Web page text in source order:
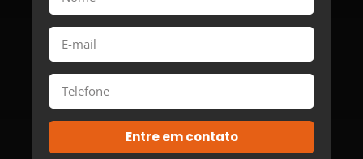
Entre em contato